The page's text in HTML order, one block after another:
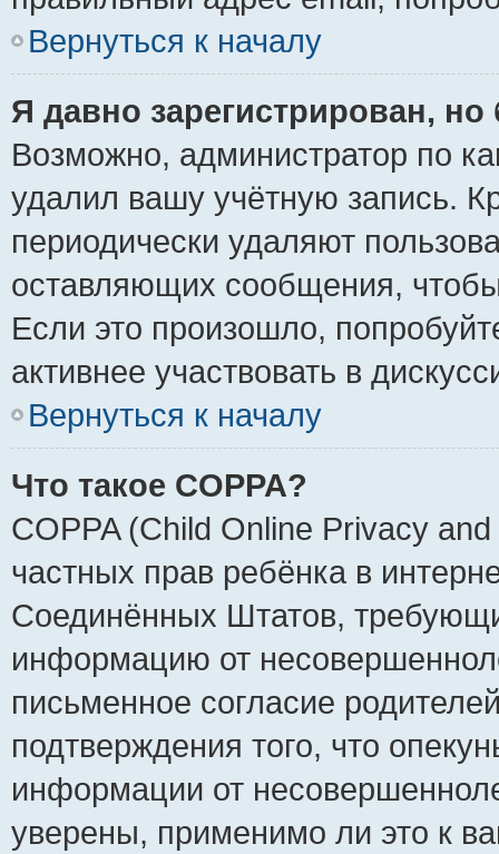
Вернуться к началу
Я давно зарегистрирован,
Возможно, администратор по
удалил вашу учётную запись.
периодически удаляют
оставляющих сообщения,
Если это произошло,
активнее участвовать в
Вернуться к началу
Что такое COPPA?
COPPA (Child Online Privacy
частных прав ребёнка в
Соединённых Штатов,
информацию от
письменное согласие
подтверждения того, что
информации от
уверены, применимо ли это к